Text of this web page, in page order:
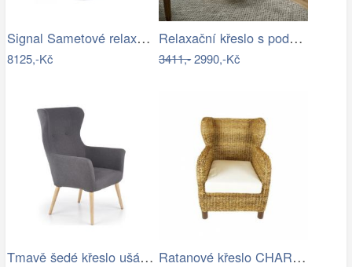
Signal Sametové relaxační polohovací…
8125,-Kč
Relaxační křeslo s podnožkou AK-305B…
3411,-2990,-Kč
Tmavě šedé křeslo ušák Cotto Ratanové křeslo CHARLESTON - banánový…